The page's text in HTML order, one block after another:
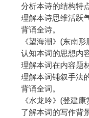
分析本诗的结构特点
理解本诗思维活跃气
背诵全诗。
《望海潮》(东南形
认知本词的思想内容
理解本词在内容题材
理解本词铺叙手法的
背诵全词。
《水龙吟》(登建康
了解本词的写作背景